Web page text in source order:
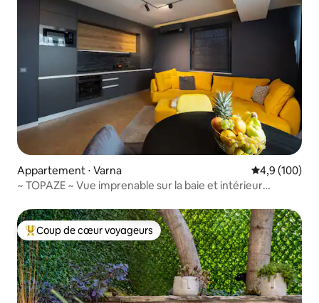
Appartement ⋅ Varna Évaluation
4,9 (100)
~ TOPAZE ~ Vue imprenable sur la baie et intérieur
Coups de cœur voyageurs les plus appréciés
Coup de cœur voyageurs